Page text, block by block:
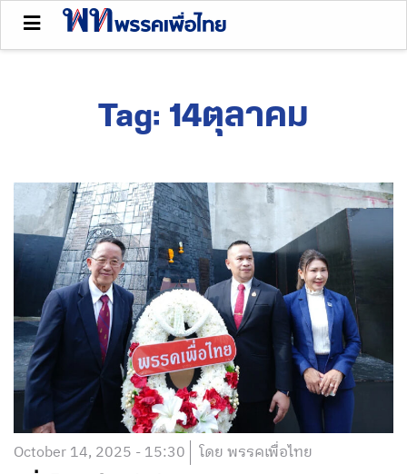
Tag: 14ตุลาคม
October 14, 2025 - 15:30 โดย พรรคเพื่อไทย